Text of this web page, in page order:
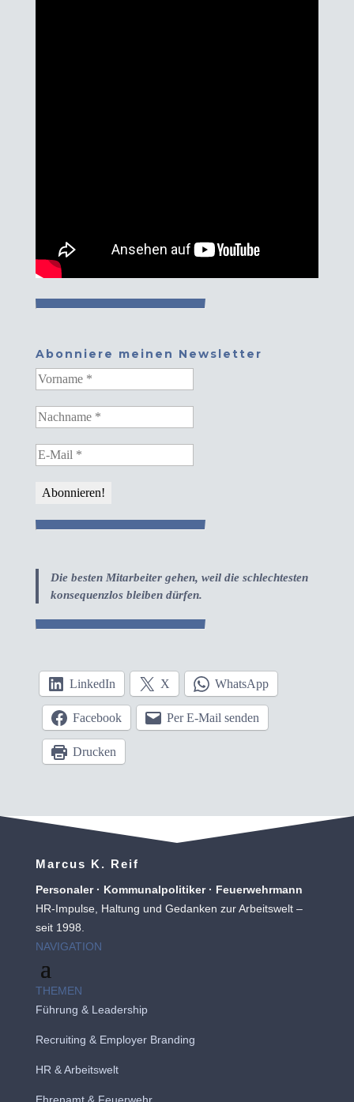
Abonniere meinen Newsletter
Die besten Mitarbeiter gehen, weil die schlechtesten
konsequenzlos bleiben dürfen.
LinkedIn X WhatsApp
Facebook Per E-Mail senden
Drucken
Marcus K. Reif
Personaler · Kommunalpolitiker · Feuerwehrmann
HR-Impulse, Haltung und Gedanken zur Arbeitswelt –
seit 1998.
NAVIGATION
THEMEN
Führung & Leadership
Recruiting & Employer Branding
HR & Arbeitswelt